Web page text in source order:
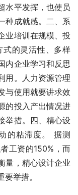
水平发挥，也使员
种成就感。二、系
业培训在规模、投
式的灵活性、多样
内企业学习和反思
用。人力资源管理
与使用就要讲求效
的投入产出情况进
举措。四、精心设
的粘滞度。 据测
工资的150%，而
量，精心设计企业
举措。